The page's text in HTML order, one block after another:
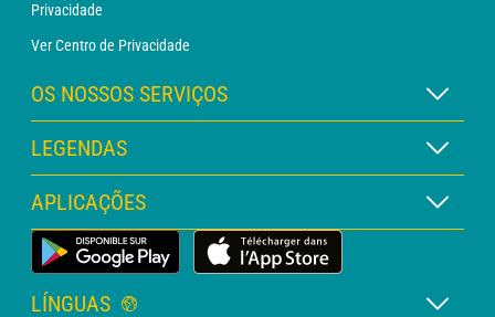
Privacidade
Ver Centro de Privacidade
OS NOSSOS SERVIÇOS
Assinatura METEO Xpert
Assinatura METEO PRO
Consulta com um analista
Boletim PRO
LEGENDAS
Legenda dos mapas
Legenda dos pictogramas
Glossário
APLICAÇÕES
App Meteorológica Terrestre
LÍNGUAS